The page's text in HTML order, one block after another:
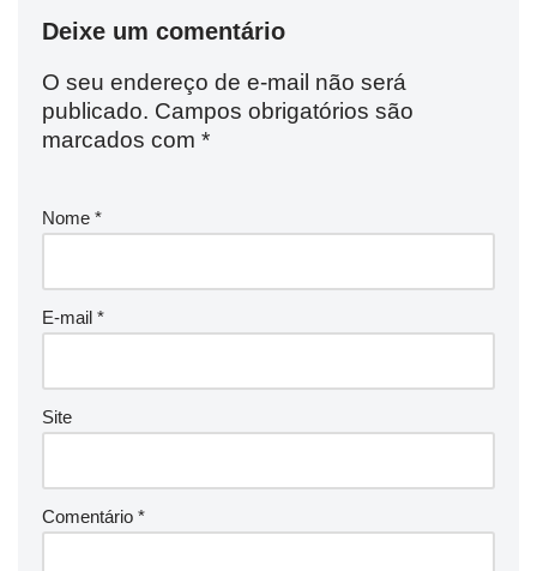
Deixe um comentário
O seu endereço de e-mail não será
publicado. Campos obrigatórios são
marcados com *
Nome *
E-mail *
Site
Comentário *